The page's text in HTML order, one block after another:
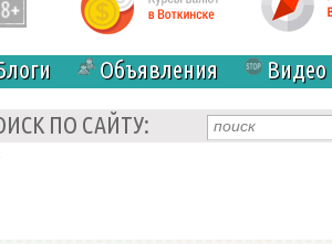
Объявления
ПО САЙТУ: